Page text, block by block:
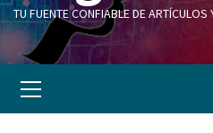
TU FUENTE CONFIABLE DE